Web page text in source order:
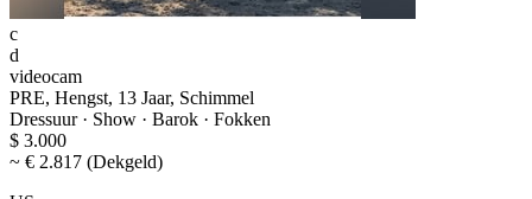
c
d
videocam
PRE, Hengst, 13 Jaar, Schimmel
Dressuur · Show · Barok · Fokken
$ 3.000
~ € 2.817 (Dekgeld)